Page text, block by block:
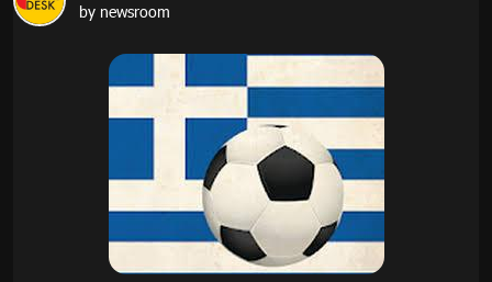
by newsroom